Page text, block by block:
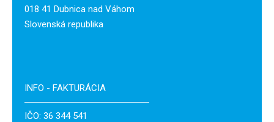
018 41 Dubnica nad Váhom
Slovenská republika
INFO - FAKTURÁCIA
IČO: 36 344 541